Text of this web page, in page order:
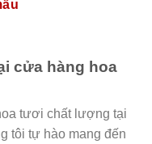
cửa hàng hoa
tươi chất lượng tại
tôi tự hào mang đến